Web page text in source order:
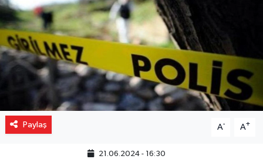
Paylaş A- A+
21.06.2024 - 16:30
Güncel
Gündem
Politika
Spor
Turizm